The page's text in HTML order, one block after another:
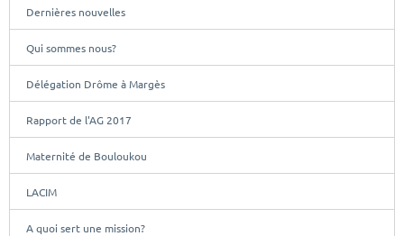
Dernières nouvelles
Qui sommes nous?
Délégation Drôme à Margès
Rapport de l'AG 2017
Maternité de Bouloukou
LACIM
A quoi sert une mission?